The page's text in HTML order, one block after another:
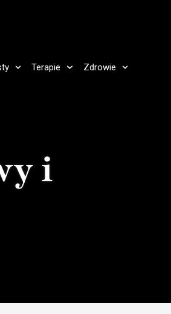
Terapie Zdrowie
i